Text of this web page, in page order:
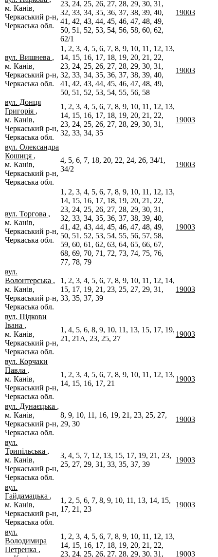
м. Канів,
Черкаський р-н,
Черкаська обл.
23, 24, 25, 26, 27, 28, 29, 30, 31,
32, 33, 34, 35, 36, 37, 38, 39, 40,
41, 42, 43, 44, 45, 46, 47, 48, 49,
50, 51, 52, 53, 54, 56, 58, 60, 62,
62/1
19003
вул. Вишнева ,
м. Канів,
Черкаський р-н,
Черкаська обл.
1, 2, 3, 4, 5, 6, 7, 8, 9, 10, 11, 12, 13,
14, 15, 16, 17, 18, 19, 20, 21, 22,
23, 24, 25, 26, 27, 28, 29, 30, 31,
32, 33, 34, 35, 36, 37, 38, 39, 40,
41, 42, 43, 44, 45, 46, 47, 48, 49,
50, 51, 52, 53, 54, 55, 56, 58
19003
вул. Донця
Григорія ,
м. Канів,
Черкаський р-н,
Черкаська обл.
1, 2, 3, 4, 5, 6, 7, 8, 9, 10, 11, 12, 13,
14, 15, 16, 17, 18, 19, 20, 21, 22,
23, 24, 25, 26, 27, 28, 29, 30, 31,
32, 33, 34, 35
19003
вул. Олександра
Кошиця ,
м. Канів,
Черкаський р-н,
Черкаська обл.
4, 5, 6, 7, 18, 20, 22, 24, 26, 34/1,
34/2
19003
вул. Торгова ,
м. Канів,
Черкаський р-н,
Черкаська обл.
1, 2, 3, 4, 5, 6, 7, 8, 9, 10, 11, 12, 13,
14, 15, 16, 17, 18, 19, 20, 21, 22,
23, 24, 25, 26, 27, 28, 29, 30, 31,
32, 33, 34, 35, 36, 37, 38, 39, 40,
41, 42, 43, 44, 45, 46, 47, 48, 49,
50, 51, 52, 53, 54, 55, 56, 57, 58,
59, 60, 61, 62, 63, 64, 65, 66, 67,
68, 69, 70, 71, 72, 73, 74, 75, 76,
77, 78, 79
19003
вул.
Волонтерська ,
м. Канів,
Черкаський р-н,
Черкаська обл.
1, 2, 3, 4, 5, 6, 7, 8, 9, 10, 11, 12, 14,
15, 17, 19, 21, 23, 25, 27, 29, 31,
33, 35, 37, 39
19003
вул. Підкови
Івана ,
м. Канів,
Черкаський р-н,
Черкаська обл.
1, 4, 5, 6, 8, 9, 10, 11, 13, 15, 17, 19,
21, 21А, 23, 25, 27
19003
вул. Корчаки
Павла ,
м. Канів,
Черкаський р-н,
Черкаська обл.
1, 2, 3, 4, 5, 6, 7, 8, 9, 10, 11, 12, 13,
14, 15, 16, 17, 21
19003
вул. Дунаєцька ,
м. Канів,
Черкаський р-н,
Черкаська обл.
8, 9, 10, 11, 16, 19, 21, 23, 25, 27,
29, 30
19003
вул.
Трипільська ,
м. Канів,
Черкаський р-н,
Черкаська обл.
3, 4, 5, 7, 12, 13, 15, 17, 19, 21, 23,
25, 27, 29, 31, 33, 35, 37, 39
19003
вул.
Гайдамацька ,
м. Канів,
Черкаський р-н,
Черкаська обл.
1, 2, 5, 6, 7, 8, 9, 10, 11, 13, 14, 15,
17, 21, 23
19003
вул.
Володимира
Петренка ,
1, 2, 3, 4, 5, 6, 7, 8, 9, 10, 11, 12, 13,
14, 15, 16, 17, 18, 19, 20, 21, 22,
23, 24, 25, 26, 27, 28, 29, 30, 31,
19003